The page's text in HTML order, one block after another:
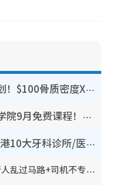
港大推赛马会强化骨骼计划！$100骨质密度X光检查 完成免费运动训练送超市礼券！附参加资格
长者优惠｜都会大学长者学院9月免费课程！多媒体/微电影创作/网络安全 附报名方法教学
洗牙平靓正推荐2026：全港10大牙科诊所/医院懒人包，夜诊至8点/镇静洁牙/医疗券适用
警方即日起全港大执法！抓行人乱过马路+司机不专注驾驶！乱过马路罚$2000